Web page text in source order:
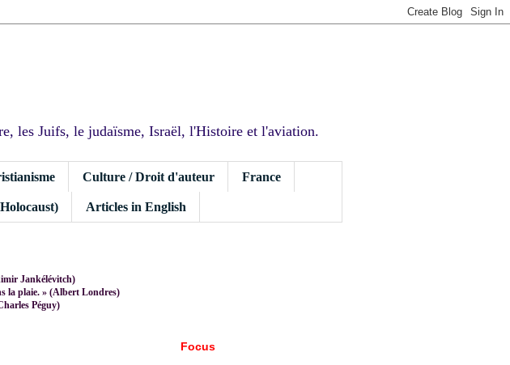
les Juifs, le judaïsme, Israël, l'Histoire et l'aviation.
Culture / Droit d'auteur France
Articles in English
Jankélévitch)
la plaie. » (Albert Londres)
Péguy)
Focus